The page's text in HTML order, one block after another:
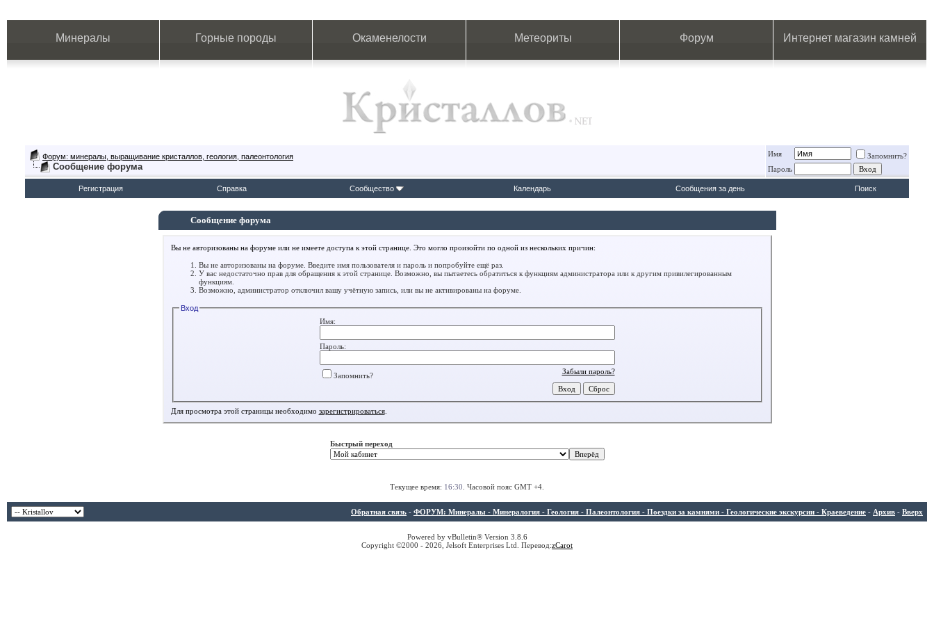
Минералы Горные породы Окаменелости Метеориты Форум Интернет магазин камней
Форум: минералы, выращивание кристаллов, геология, палеонтология
Сообщение форума
Имя
Запомнить?
Пароль
Регистрация Справка Сообщество Календарь Сообщения за день Поиск
Сообщение форума
Вы не авторизованы на форуме или не имеете доступа к этой странице. Это могло произойти по одной из нескольких причин:
Вы не авторизованы на форуме. Введите имя пользователя и пароль и попробуйте ещё раз.
У вас недостаточно прав для обращения к этой странице. Возможно, вы пытаетесь обратиться к функциям администратора или к другим привилегированным
функциям.
Возможно, администратор отключил вашу учётную запись, или вы не активированы на форуме.
Вход
Имя:
Пароль:
Забыли пароль?
Запомнить?
Для просмотра этой страницы необходимо зарегистрироваться.
Быстрый переход
Текущее время: 16:30 . Часовой пояс GMT +4.
Обратная связь - ФОРУМ: Минералы - Минералогия - Геология - Палеонтология - Поездки за камнями - Геологические экскурсии - Краеведение - Архив - Вверх
Powered by vBulletin® Version 3.8.6
Copyright ©2000 - 2026, Jelsoft Enterprises Ltd. Перевод:zCarot